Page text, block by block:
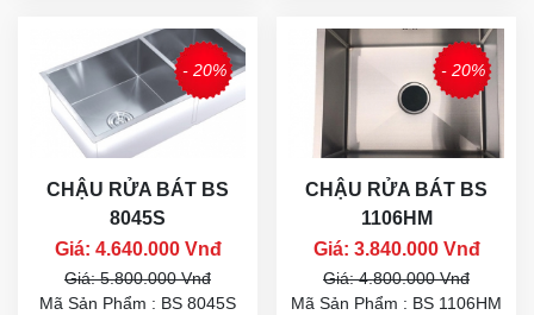
- 20%
CHẬU RỬA BÁT BS
8045S
Giá: 4.640.000 Vnđ
Giá: 5.800.000 Vnđ
Mã Sản Phẩm : BS 8045S
- 20%
CHẬU RỬA BÁT BS
1106HM
Giá: 3.840.000 Vnđ
Giá: 4.800.000 Vnđ
Mã Sản Phẩm : BS 1106HM